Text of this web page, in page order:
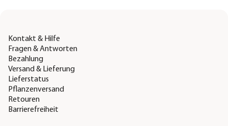
Kontakt & Hilfe
Fragen & Antworten
Bezahlung
Versand & Lieferung
Lieferstatus
Pflanzenversand
Retouren
Barrierefreiheit